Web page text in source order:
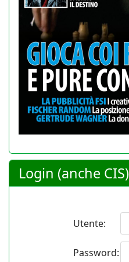
Login (anche CIS)
Utente:
Password: